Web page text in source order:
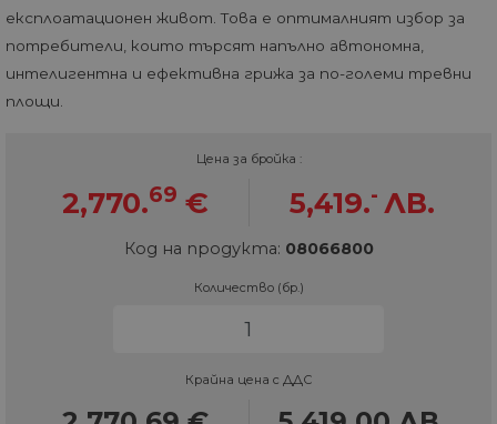
експлоатационен живот. Това е оптималният избор за
потребители, които търсят напълно автономна,
интелигентна и ефективна грижа за по-големи тревни
площи.
Цена за бройка :
2,770.69 € 5,419.- ЛВ.
Код на продукта: 08066800
Количество (бр.)
Крайна цена с ДДС